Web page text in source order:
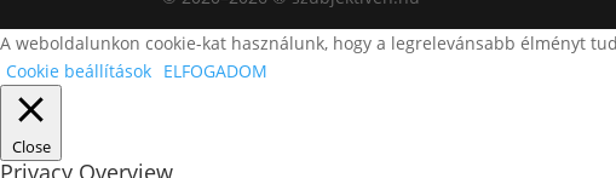
A weboldalunkon cookie-kat használunk, hogy a legrelevánsabb élményt
Cookie beállítások ELFOGADOM
Close
Privacy Overview